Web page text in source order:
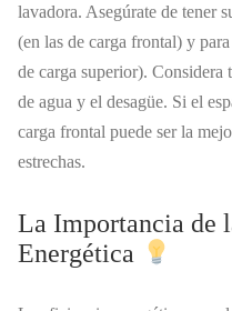
lavadora. Asegúrate de tener
(en las de carga frontal) y
de carga superior). Considera
de agua y el desagüe. Si el
carga frontal puede ser la
estrechas.
La Importancia de
Energética